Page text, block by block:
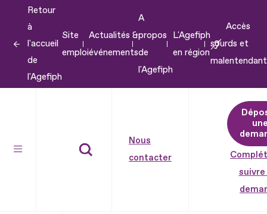
contenu
Retour
à
l'accueil
de
l'Agefiph
Site
emploi
Actualités &
événements
A
propos
de
l'Agefiph
L'Agefiph
en région
Accès
sourds et
Nous
contacter
suivre